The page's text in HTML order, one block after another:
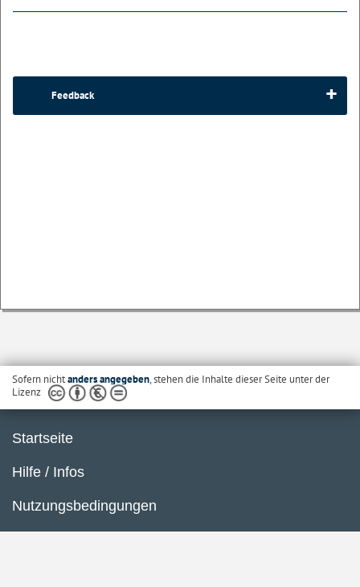
Feedback
Sofern nichtanders angegeben, stehen die Inhalte dieser Seite unter der
Lizenz
Startseite
Hilfe / Infos
Nutzungsbedingungen